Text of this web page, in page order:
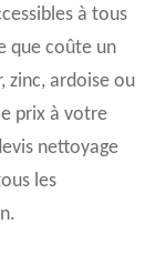
à tous
que coûte un
zinc, ardoise ou
prix à votre
nettoyage
les